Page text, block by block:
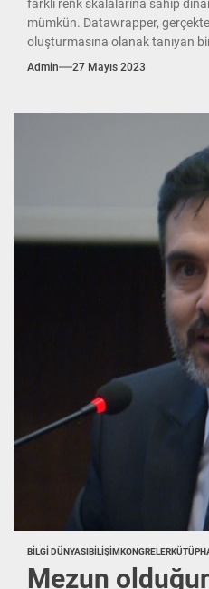
farklı renk skalalarına sahip
mümkün. Datawrapper,
oluşturmasına olanak tanıyan
Admin 27 Mayıs 2023
BILGI DÜNYASIBILIŞIMKONGRELER
Mezun